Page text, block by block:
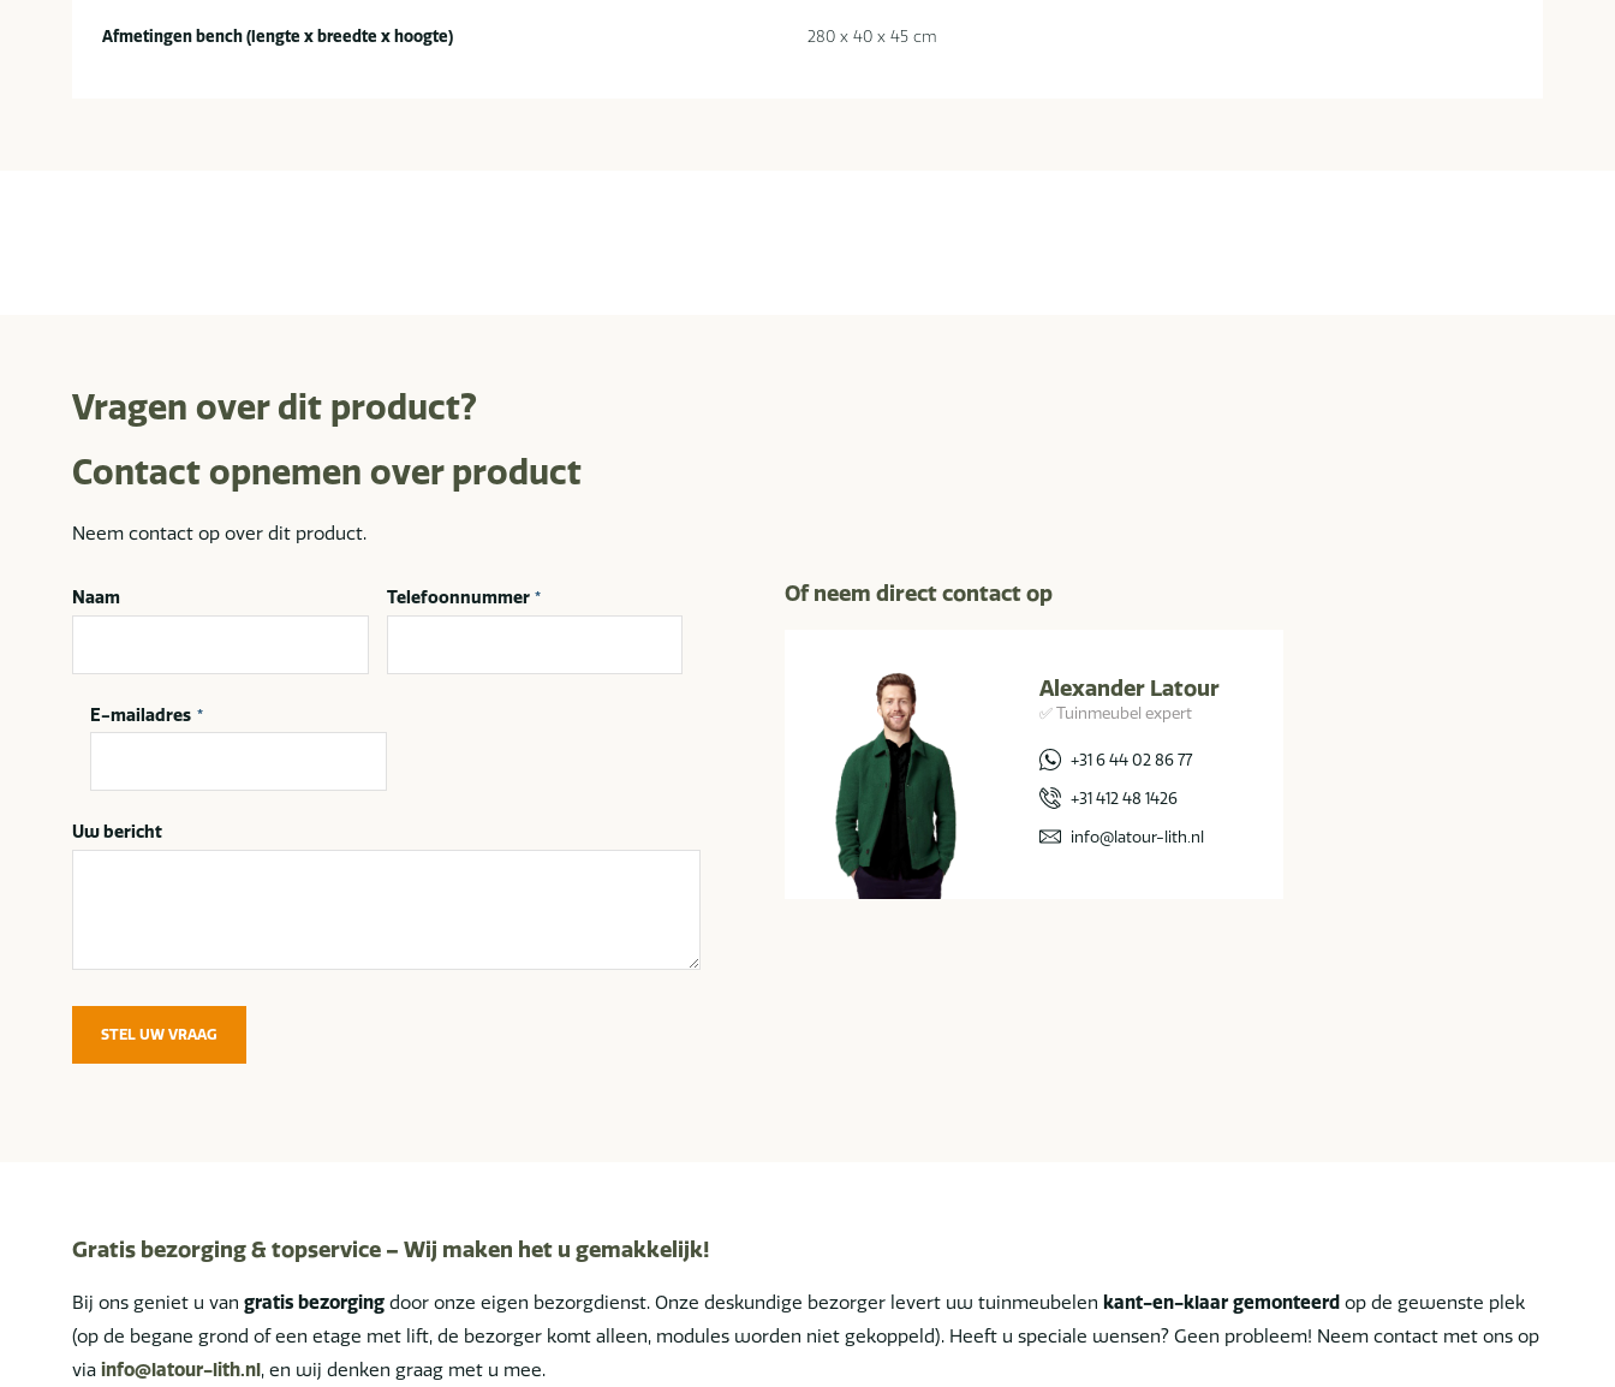
Afmetingen bench (lengte x breedte x hoogte) 280 x 40 x 45 cm
Vragen over dit product?
Contact opnemen over product
Neem contact op over dit product.
Naam Telefoonnummer *
E-mailadres *
Uw bericht
STEL UW VRAAG
Of neem direct contact op
Alexander Latour
✅ Tuinmeubel expert
+31 6 44 02 86 77
+31 412 48 1426
info@latour-lith.nl
Gratis bezorging & topservice – Wij maken het u gemakkelijk!
Bij ons geniet u van gratis bezorging door onze eigen bezorgdienst. Onze deskundige bezorger levert uw tuinmeubelen kant-en-klaar gemonteerd op de gewenste plek
(op de begane grond of een etage met lift, de bezorger komt alleen, modules worden niet gekoppeld). Heeft u speciale wensen? Geen probleem! Neem contact met ons op
via info@latour-lith.nl, en wij denken graag met u mee.